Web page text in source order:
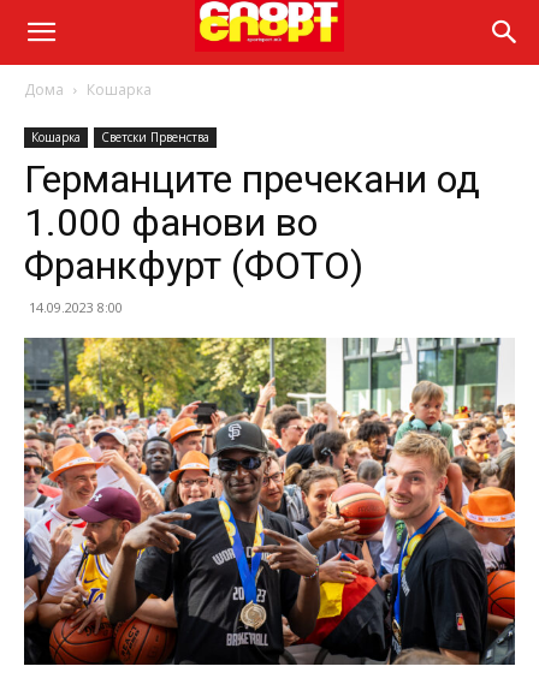
Дома Кошарка
Кошарка Светски Првенства
Германците пречекани од
1.000 фанови во
Франкфурт (ФОТО)
14.09.2023 8:00